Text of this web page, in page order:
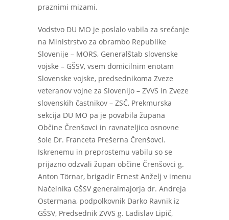
praznimi mizami.
Vodstvo DU MO je poslalo vabila za srečanje
na Ministrstvo za obrambo Republike
Slovenije – MORS, Generalštab slovenske
vojske – GŠSV, vsem domicilnim enotam
Slovenske vojske, predsednikoma Zveze
veteranov vojne za Slovenijo – ZVVS in Zveze
slovenskih častnikov – ZSČ, Prekmurska
sekcija DU MO pa je povabila župana
Občine Črenšovci in ravnateljico osnovne
šole Dr. Franceta Prešerna Črenšovci.
Iskrenemu in preprostemu vabilu so se
prijazno odzvali župan občine Črenšovci g.
Anton Törnar, brigadir Ernest Anželj v imenu
Načelnika GŠSV generalmajorja dr. Andreja
Ostermana, podpolkovnik Darko Ravnik iz
GŠSV, Predsednik ZVVS g. Ladislav Lipič,